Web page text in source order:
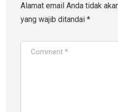
Alamat email Anda tidak
yang wajib ditandai *